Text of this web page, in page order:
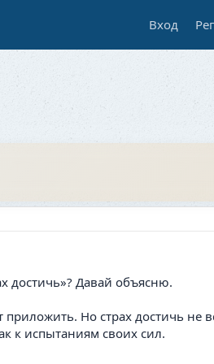
Вход
достичь»? Давай объясню.
Но страх достичь не
к испытаниям своих сил.